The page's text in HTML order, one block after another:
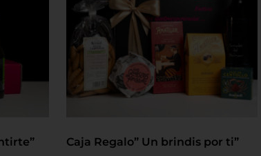
Caja Regalo” Un brindis por ti”